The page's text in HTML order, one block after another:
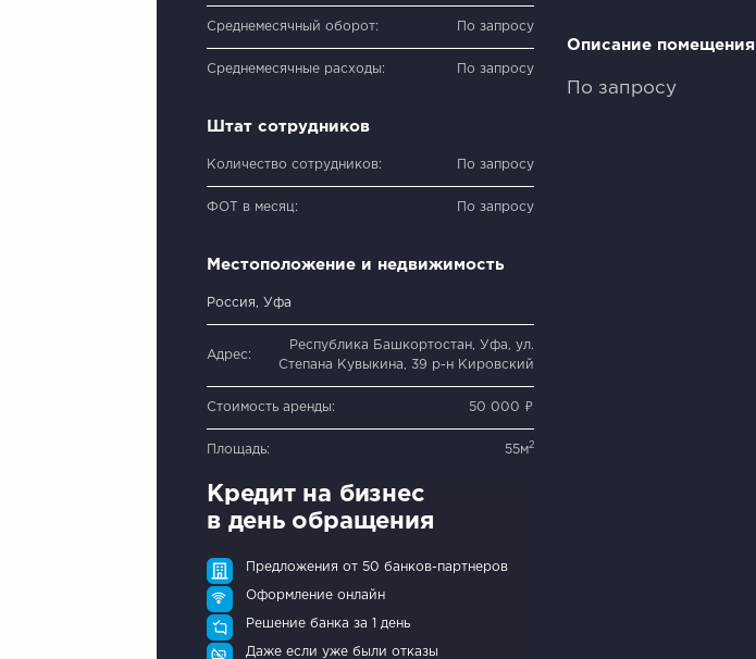
Среднемесячный оборот: По запросу
Среднемесячные расходы: По запросу
Штат сотрудников
Количество сотрудников: По запросу
ФОТ в месяц: По запросу
Местоположение и недвижимость
Россия, Уфа
Адрес:
Республика Башкортостан, Уфа, ул.
Степана Кувыкина, 39 р-н Кировский
Стоимость аренды: 50 000 ₽
Площадь: 55м2
Кредит на бизнес
в день обращения
Предложения от 50 банков-партнеров
Оформление онлайн
Решение банка за 1 день
Даже если уже были отказы
Описание помещения
По запросу